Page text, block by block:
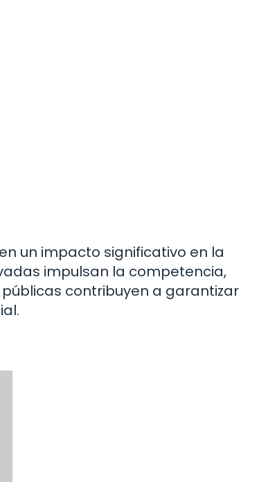
un impacto significativo en la
impulsan la competencia,
contribuyen a garantizar